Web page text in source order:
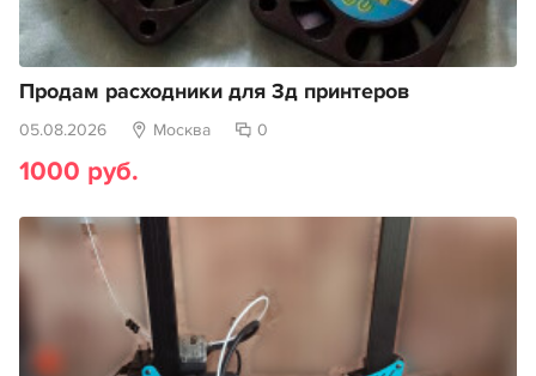
Продам расходники для 3д принтеров
05.08.2026 Москва 0
1000 руб.